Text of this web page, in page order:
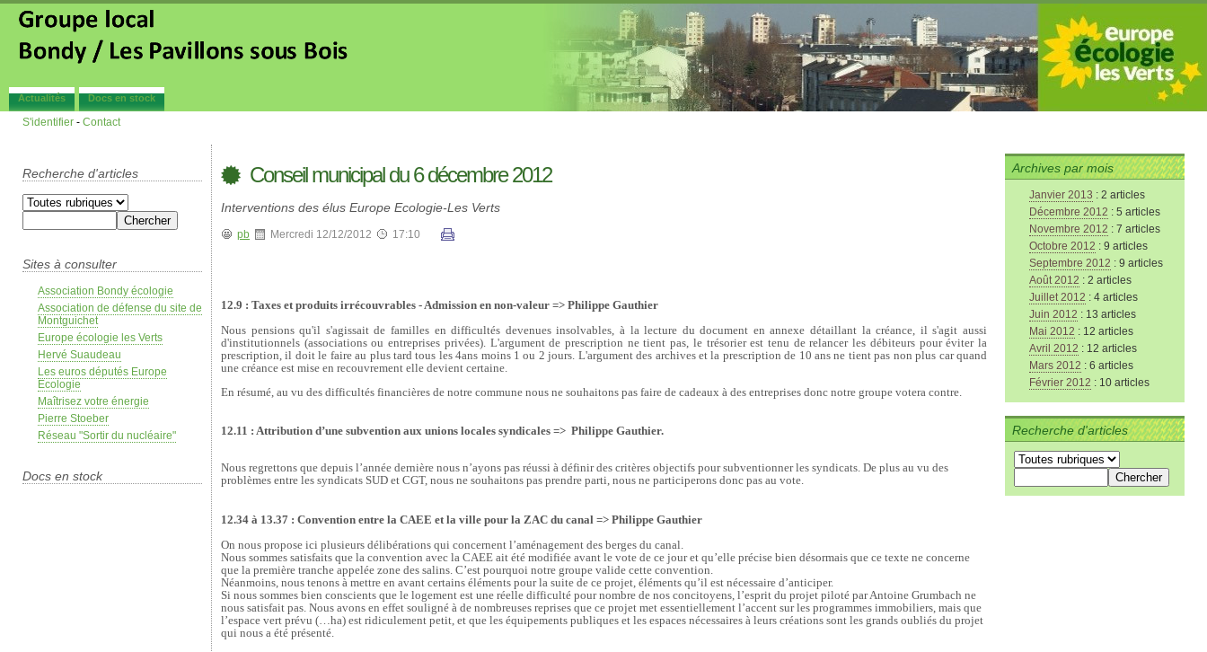
Actualités Docs en stock
S'identifier - Contact
Recherche d'articles
Sites à consulter
Association Bondy écologie
Association de défense du site de
Montguichet
Europe écologie les Verts
Hervé Suaudeau
Les euros députés Europe
Ecologie
Maîtrisez votre énergie
Pierre Stoeber
Réseau "Sortir du nucléaire"
Docs en stock
Conseil municipal du 6 décembre 2012
Interventions des élus Europe Ecologie-Les Verts
pb Mercredi 12/12/2012 17:10
12.9 : Taxes et produits irrécouvrables - Admission en non-valeur => Philippe Gauthier
Nous pensions qu'il s'agissait de familles en difficultés devenues insolvables, à la lecture du document en annexe détaillant la créance, il s'agit aussi
d'institutionnels (associations ou entreprises privées). L'argument de prescription ne tient pas, le trésorier est tenu de relancer les débiteurs pour éviter la
prescription, il doit le faire au plus tard tous les 4ans moins 1 ou 2 jours. L'argument des archives et la prescription de 10 ans ne tient pas non plus car quand
une créance est mise en recouvrement elle devient certaine.
En résumé, au vu des difficultés financières de notre commune nous ne souhaitons pas faire de cadeaux à des entreprises donc notre groupe votera contre.
12.11 : Attribution d’une subvention aux unions locales syndicales => Philippe Gauthier.
Nous regrettons que depuis l’année dernière nous n’ayons pas réussi à définir des critères objectifs pour subventionner les syndicats. De plus au vu des
problèmes entre les syndicats SUD et CGT, nous ne souhaitons pas prendre parti, nous ne participerons donc pas au vote.
12.34 à 13.37 : Convention entre la CAEE et la ville pour la ZAC du canal => Philippe Gauthier
On nous propose ici plusieurs délibérations qui concernent l’aménagement des berges du canal.
Nous sommes satisfaits que la convention avec la CAEE ait été modifiée avant le vote de ce jour et qu’elle précise bien désormais que ce texte ne concerne
que la première tranche appelée zone des salins. C’est pourquoi notre groupe valide cette convention.
Néanmoins, nous tenons à mettre en avant certains éléments pour la suite de ce projet, éléments qu’il est nécessaire d’anticiper.
Si nous sommes bien conscients que le logement est une réelle difficulté pour nombre de nos concitoyens, l’esprit du projet piloté par Antoine Grumbach ne
nous satisfait pas. Nous avons en effet souligné à de nombreuses reprises que ce projet met essentiellement l’accent sur les programmes immobiliers, mais que
l’espace vert prévu (…ha) est ridiculement petit, et que les équipements publiques et les espaces nécessaires à leurs créations sont les grands oubliés du projet
qui nous a été présenté.
Archives par mois
Janvier 2013 : 2 articles
Décembre 2012 : 5 articles
Novembre 2012 : 7 articles
Octobre 2012 : 9 articles
Septembre 2012 : 9 articles
Août 2012 : 2 articles
Juillet 2012 : 4 articles
Juin 2012 : 13 articles
Mai 2012 : 12 articles
Avril 2012 : 12 articles
Mars 2012 : 6 articles
Février 2012 : 10 articles
Recherche d'articles